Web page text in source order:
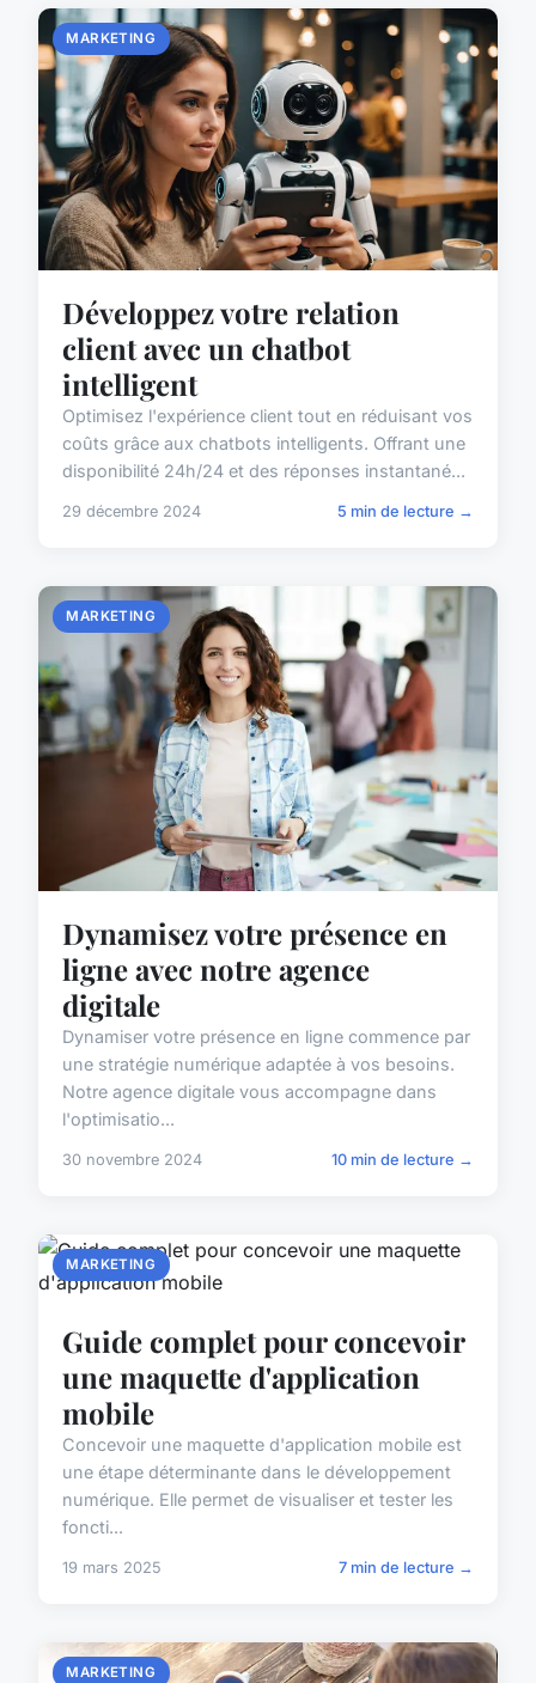
MARKETING
Développez votre relation
client avec un chatbot
intelligent
Optimisez l'expérience client tout en réduisant vos
coûts grâce aux chatbots intelligents. Offrant une
disponibilité 24h/24 et des réponses instantané...
29 décembre 2024 5 min de lecture →
MARKETING
Dynamisez votre présence en
ligne avec notre agence
digitale
Dynamiser votre présence en ligne commence par
une stratégie numérique adaptée à vos besoins.
Notre agence digitale vous accompagne dans
l'optimisatio...
30 novembre 2024 10 min de lecture →
MARKETING
Guide complet pour concevoir
une maquette d'application
mobile
Concevoir une maquette d'application mobile est
une étape déterminante dans le développement
numérique. Elle permet de visualiser et tester les
foncti...
19 mars 2025 7 min de lecture →
MARKETING